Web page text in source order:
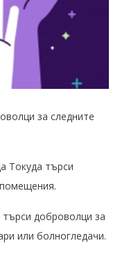
за следните
Токуда търси
доброволци за
или болногледачи.